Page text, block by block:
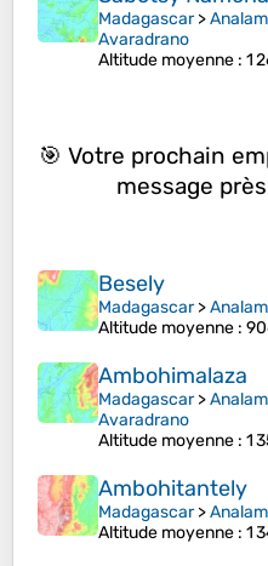
Madagascar>
Avaradrano
Altitude moyenne : 1
🎯 Votre prochain
message
Besely
Madagascar>
Altitude moyenne :
Ambohimalaza
Madagascar>
Avaradrano
Altitude moyenne : 1
Ambohitantely
Madagascar>
Altitude moyenne : 1